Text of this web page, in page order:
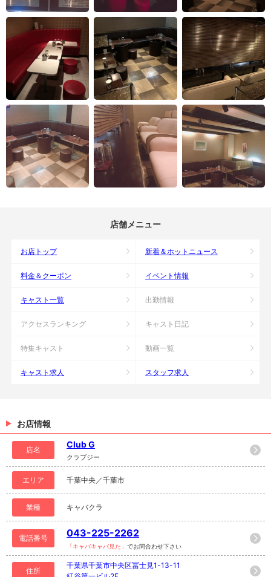
店舗メニュー
お店トップ 新着＆ホットニュース
料金＆クーポン イベント情報
キャスト一覧 出勤情報
アクセスランキング キャスト日記
特集キャスト 動画一覧
キャスト求人 スタッフ求人
お店情報
店名
Club G
クラブジー
エリア 千葉中央／千葉市
業種 キャバクラ
電話番号 043-225-2262
「キャバキャバ見た」 でお問合わせ下さい
住所
千葉県千葉市中央区冨士見1-13-11